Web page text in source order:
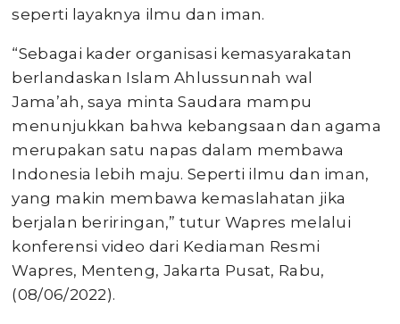
seperti layaknya ilmu dan iman.
“Sebagai kader organisasi kemasyarakatan
berlandaskan Islam Ahlussunnah wal
Jama’ah, saya minta Saudara mampu
menunjukkan bahwa kebangsaan dan agama
merupakan satu napas dalam membawa
Indonesia lebih maju. Seperti ilmu dan iman,
yang makin membawa kemaslahatan jika
berjalan beriringan,” tutur Wapres melalui
konferensi video dari Kediaman Resmi
Wapres, Menteng, Jakarta Pusat, Rabu,
(08/06/2022).